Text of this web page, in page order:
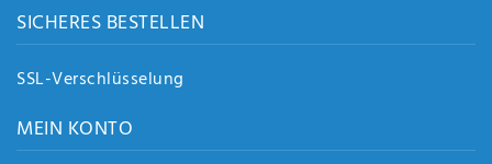
SICHERES BESTELLEN
SSL-Verschlüsselung
MEIN KONTO